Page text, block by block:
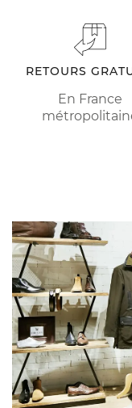
RETOURS
En France